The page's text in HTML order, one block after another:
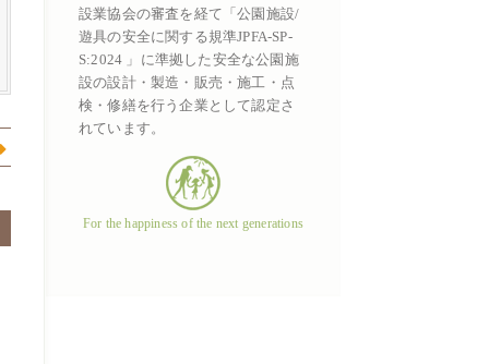
設業協会の審査を経て「公園施設/
遊具の安全に関する規準JPFA-SP-
S:2024 」に準拠した安全な公園施
設の設計・製造・販売・施工・点
検・修繕を行う企業として認定さ
れています。
For the happiness of the next generations